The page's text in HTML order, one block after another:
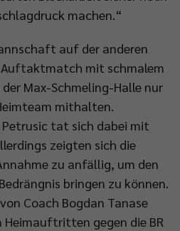
machen.“
auf der anderen
mit schmalem
Max-Schmeling-Halle nur
mithalten.
tat sich dabei mit
zeigten sich die
zu anfällig, um den
bringen zu können.
Coach Bogdan Tanase
gegen die BR